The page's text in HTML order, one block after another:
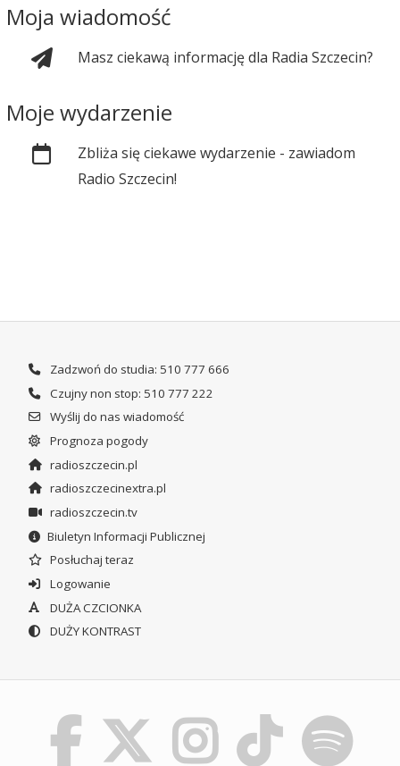
Moja wiadomość
Masz ciekawą informację dla Radia Szczecin?
Moje wydarzenie
Zbliża się ciekawe wydarzenie - zawiadom
Radio Szczecin!
Zadzwoń do studia: 510 777 666
Czujny non stop: 510 777 222
Wyślij do nas wiadomość
Prognoza pogody
radioszczecin.pl
radioszczecinextra.pl
radioszczecin.tv
Biuletyn Informacji Publicznej
Posłuchaj teraz
Logowanie
DUŻA CZCIONKA
DUŻY KONTRAST